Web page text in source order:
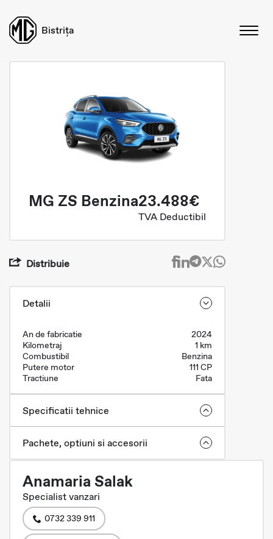
Bistrița
MG ZS Benzina23.488€
TVA Deductibil
Distribuie
Detalii
An de fabricatie
2024
Kilometraj
1 km
Combustibil
Benzina
Putere motor
111 CP
Tractiune
Fata
Specificatii tehnice
Pachete, optiuni si accesorii
Anamaria Salak
Specialist vanzari
0732 339 911